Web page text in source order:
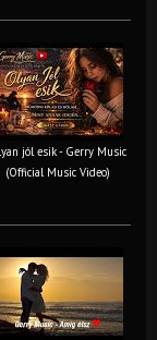
jól esik - Gerry Music
(Official Music Video)